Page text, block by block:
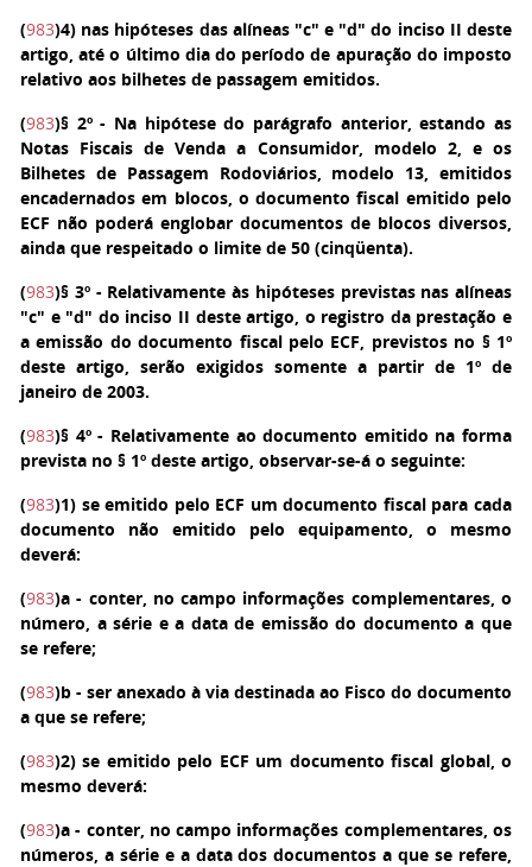
(983)4) nas hipóteses das alíneas "c" e "d" do inciso II deste
artigo, até o último dia do período de apuração do imposto
relativo aos bilhetes de passagem emitidos.
(983)§ 2º- Na hipótese do parágrafo anterior, estando as
Notas Fiscais de Venda a Consumidor, modelo 2, e os
Bilhetes de Passagem Rodoviários, modelo 13, emitidos
encadernados em blocos, o documento fiscal emitido pelo
ECF não poderá englobar documentos de blocos diversos,
ainda que respeitado o limite de 50 (cinqüenta).
(983)§ 3º- Relativamente às hipóteses previstas nas alíneas
"c" e "d" do inciso II deste artigo, o registro da prestação e
a emissão do documento fiscal pelo ECF, previstos no § 1º
deste artigo, serão exigidos somente a partir de 1º de
janeiro de 2003.
(983)§ 4º- Relativamente ao documento emitido na forma
prevista no § 1º deste artigo, observar-se-á o seguinte:
(983)1) se emitido pelo ECF um documento fiscal para cada
documento não emitido pelo equipamento, o mesmo
deverá:
(983)a - conter, no campo informações complementares, o
número, a série e a data de emissão do documento a que
se refere;
(983)b - ser anexado à via destinada ao Fisco do documento
a que se refere;
(983)2) se emitido pelo ECF um documento fiscal global, o
mesmo deverá:
(983)a - conter, no campo informações complementares, os
números, a série e a data dos documentos a que se refere,